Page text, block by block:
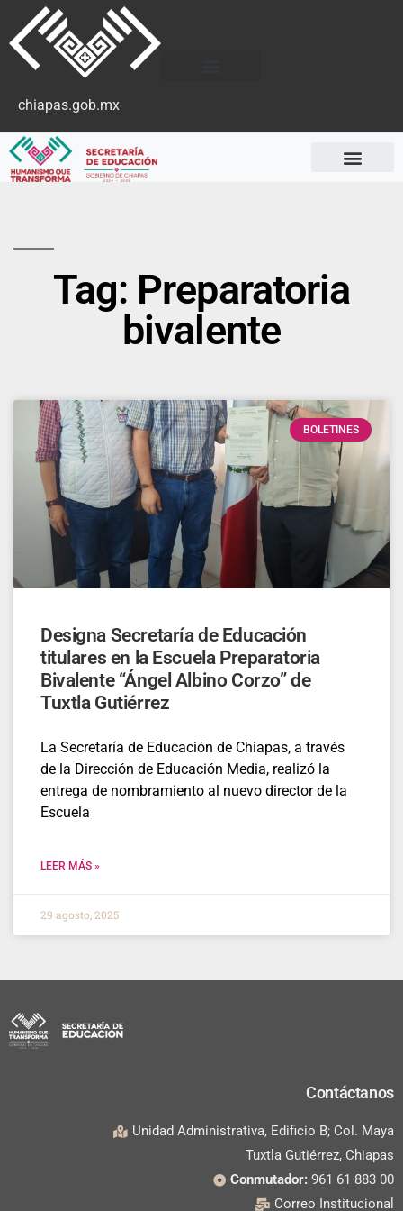
chiapas.gob.mx
Tag: Preparatoria
bivalente
BOLETINES
Designa Secretaría de Educación
titulares en la Escuela Preparatoria
Bivalente “Ángel Albino Corzo” de
Tuxtla Gutiérrez
La Secretaría de Educación de Chiapas, a través
de la Dirección de Educación Media, realizó la
entrega de nombramiento al nuevo director de la
Escuela
LEER MÁS »
29 agosto, 2025
Contáctanos
Unidad Administrativa, Edificio B; Col. Maya
Tuxtla Gutiérrez, Chiapas
Conmutador: 961 61 883 00
Correo Institucional